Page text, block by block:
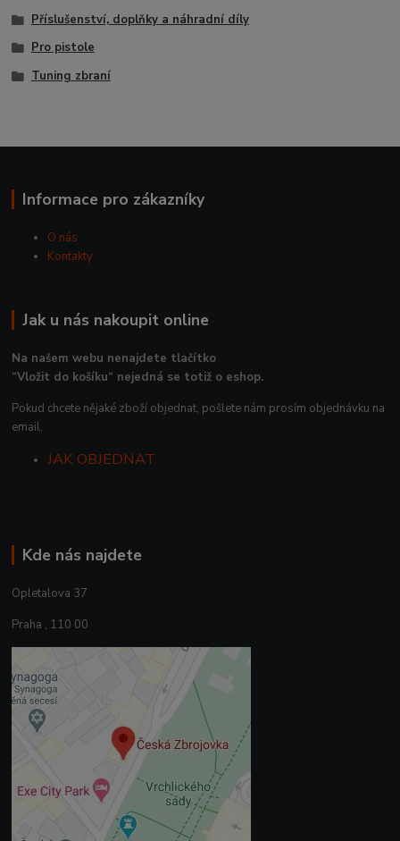
Příslušenství, doplňky a náhradní díly
Pro pistole
Tuning zbraní
Informace pro zákazníky
O nás
Kontakty
Jak u nás nakoupit online
Na našem webu nenajdete tlačítko
“Vložit do košíku“ nejedná se totiž o eshop.
Pokud chcete nějaké zboží objednat, pošlete nám prosím objednávku na
email.
JAK OBJEDNAT
Kde nás najdete
Opletalova 37
Praha , 110 00